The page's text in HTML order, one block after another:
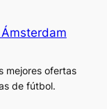
mejores ofertas
de fútbol.